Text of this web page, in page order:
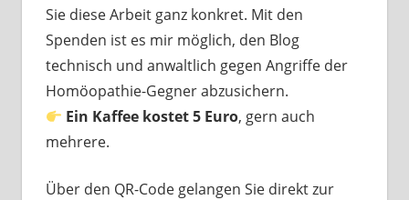
Sie diese Arbeit ganz konkret. Mit den
Spenden ist es mir möglich, den Blog
technisch und anwaltlich gegen Angriffe der
Homöopathie-Gegner abzusichern.
Ein Kaffee kostet 5 Euro, gern auch
mehrere.
Über den QR-Code gelangen Sie direkt zur